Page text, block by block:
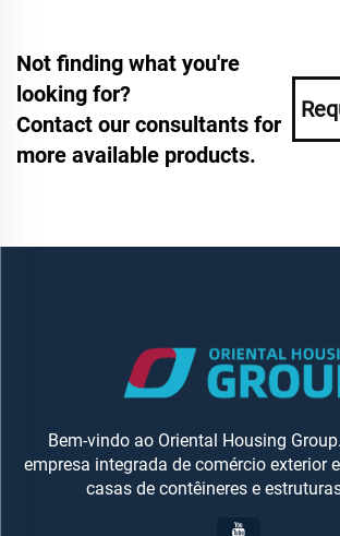
Not finding what you're
looking for?
Contact our consultants for
more available products.
Bem-vindo ao Oriental Housing
empresa integrada de comércio exterior
casas de contêineres e